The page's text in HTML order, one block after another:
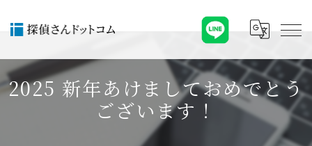
2025 新年あけましておめでとう
ございます！